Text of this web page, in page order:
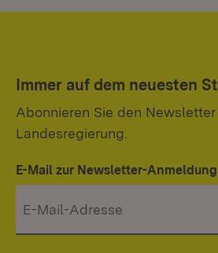
Immer auf dem neuesten
Abonnieren Sie den
Landesregierung.
E-Mail zur Newsletter-Anmeldung